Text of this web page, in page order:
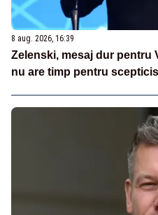
8 aug. 2026, 16:39
Zelenski, mesaj dur pentru
nu are timp pentru